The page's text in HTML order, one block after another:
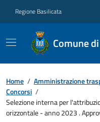
Regione Basilicata
Comune
Home / Amministrazione
Concorsi /
Selezione interna per
orizzontale - anno 2023 .